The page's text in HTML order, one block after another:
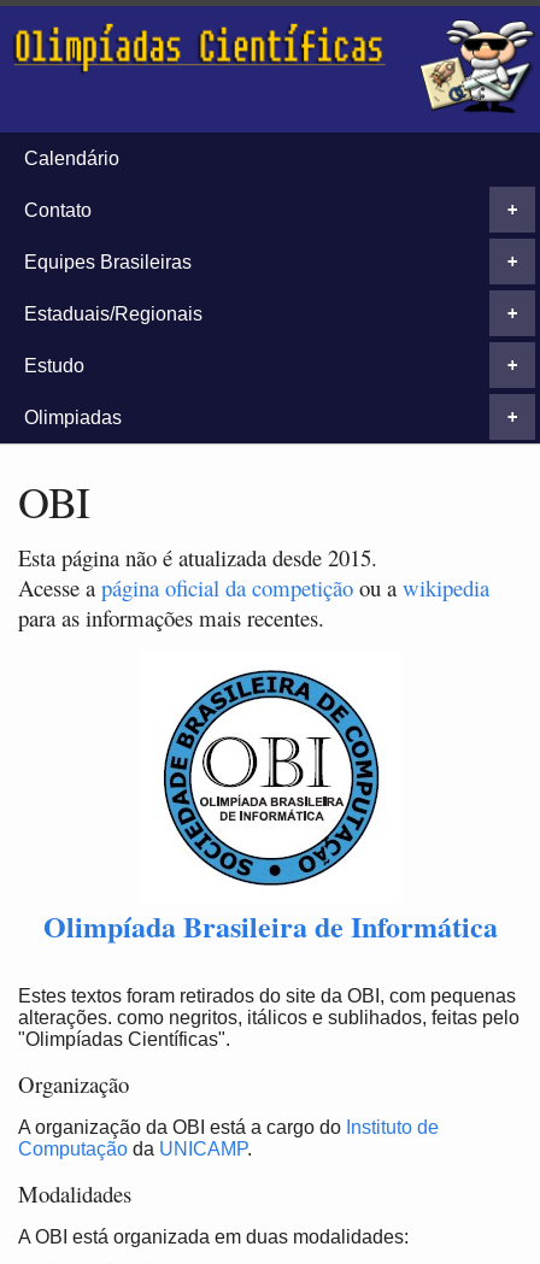
Calendário
+
Contato
+
Equipes Brasileiras
+
Estaduais/Regionais
+
Estudo
+
Olimpiadas
OBI
Esta página não é atualizada desde 2015.
Acesse a página oficial da competição ou a wikipedia
para as informações mais recentes.
Olimpíada Brasileira de Informática
Estes textos foram retirados do site da OBI, com pequenas
alterações. como negritos, itálicos e sublihados, feitas pelo
"Olimpíadas Científicas".
Organização
A organização da OBI está a cargo do Instituto de
Computação da UNICAMP.
Modalidades
A OBI está organizada em duas modalidades: